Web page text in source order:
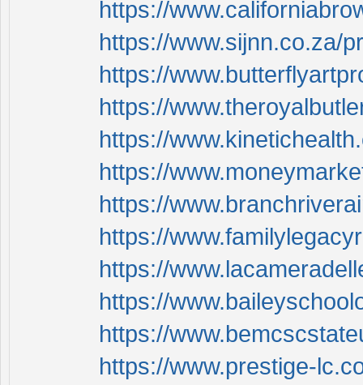
https://
https://www.sijnn.co.za/
https://
https://
https://
https://
https://
https://
https://
https://
https://
https://www.prestige-